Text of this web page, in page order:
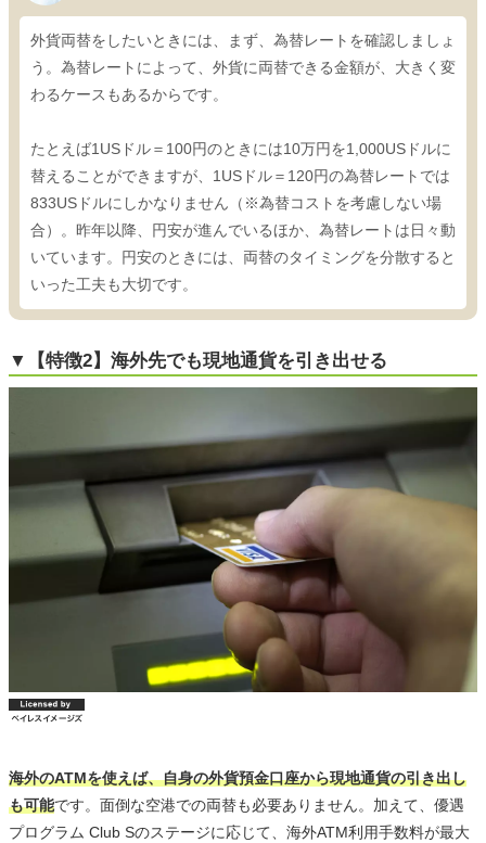
外貨両替をしたいときには、まず、為替レートを確認しましょ
う。為替レートによって、外貨に両替できる金額が、大きく変
わるケースもあるからです。
たとえば1USドル＝100円のときには10万円を1,000USドルに
替えることができますが、1USドル＝120円の為替レートでは
833USドルにしかなりません（※為替コストを考慮しない場
合）。昨年以降、円安が進んでいるほか、為替レートは日々動
いています。円安のときには、両替のタイミングを分散すると
いった工夫も大切です。
▼【特徴2】海外先でも現地通貨を引き出せる
海外のATMを使えば、自身の外貨預金口座から現地通貨の引き出し
も可能です。面倒な空港での両替も必要ありません。加えて、優遇
プログラム Club Sのステージに応じて、海外ATM利用手数料が最大